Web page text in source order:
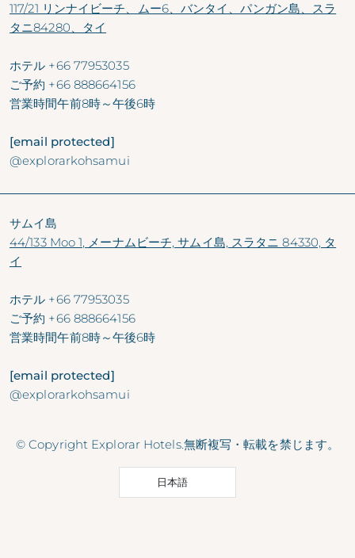
117/21 リンナイビーチ、ムー6、バンタイ、パンガン島、スラ
タニ84280、タイ
ホテル +66 77953035
ご予約 +66 888664156
営業時間午前8時～午後6時
[email protected]
@explorarkohsamui
サムイ島
44/133 Moo 1, メーナムビーチ, サムイ島, スラタニ 84330, タ
イ
ホテル +66 77953035
ご予約 +66 888664156
営業時間午前8時～午後6時
[email protected]
@explorarkohsamui
© Copyright Explorar Hotels.無断複写・転載を禁じます。
日本語